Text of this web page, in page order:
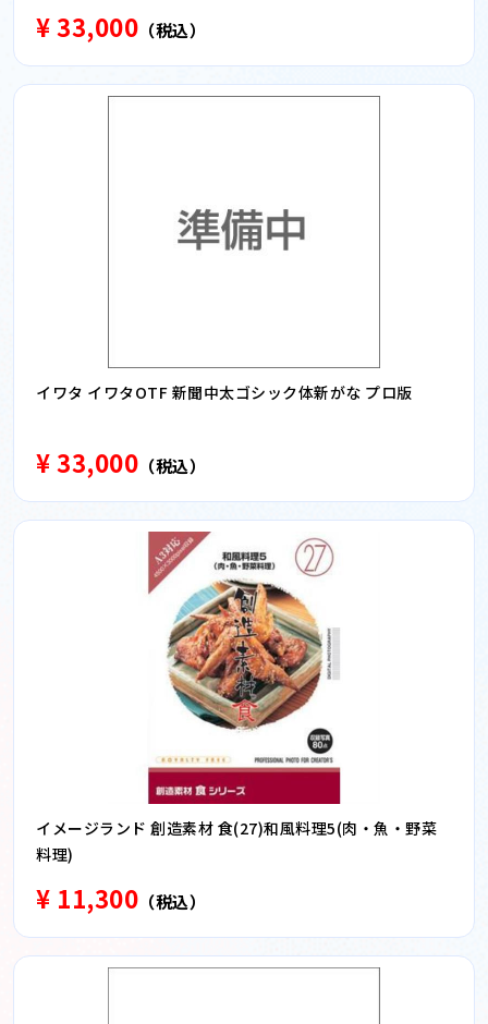
¥ 33,000 （税込）
イワタ イワタOTF 新聞中太ゴシック体新がな プロ版
¥ 33,000 （税込）
イメージランド 創造素材 食(27)和風料理5(肉・魚・野菜
料理)
¥ 11,300 （税込）